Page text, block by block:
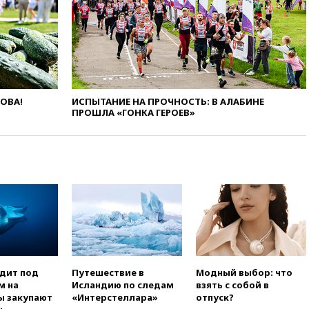
вчера, 16:50Politico: «Газовая
авантюра Германии ставит под
угрозу европейскую зиму»
вчера, 16:16Беспилотник
взорвался вблизи
газопровода в Болгарии
вчера, 15:25
мирный житель
Месси
вчера, 14:43Турция
ограничила судоходство в
Черном море
вчера, 14:20Генпрокурором
вчера, 13:37Пляжи
Геленджика закрыты из-за
ИСПЫТАНИЕ НА ПРОЧНОСТЬ: В АЛАБИНЕ
ПРОШЛА «ГОНКА ГЕРОЕВ»
под
на
закупают
Путешествие в
Исландию по следам
«Интерстеллара»
Модный выбор: что
взять с собой в
отпуск?